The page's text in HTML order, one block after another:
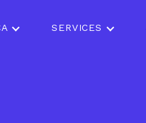
SERVICES